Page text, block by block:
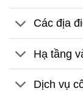
Các địa
Hạ tầng
Dịch vụ